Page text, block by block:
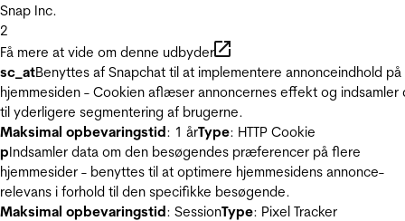
Snap Inc.
2
Få mere at vide om denne udbyder
sc_atBenyttes af Snapchat til at implementere annonceindhold på
hjemmesiden - Cookien aflæser annoncernes effekt og indsamler
til yderligere segmentering af brugerne.
Maksimal opbevaringstid: 1 årType: HTTP Cookie
pIndsamler data om den besøgendes præferencer på flere
hjemmesider - benyttes til at optimere hjemmesidens annonce-
relevans i forhold til den specifikke besøgende.
Maksimal opbevaringstid: SessionType: Pixel Tracker